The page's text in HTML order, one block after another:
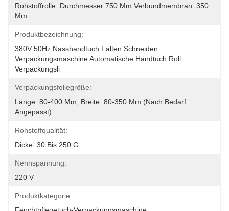
Rohstoffrolle: Durchmesser 750 Mm Verbundmembran: 350
Mm
Produktbezeichnung:
380V 50Hz Nasshandtuch Falten Schneiden
Verpackungsmaschine Automatische Handtuch Roll
Verpackungsli
Verpackungsfoliegröße:
Länge: 80-400 Mm, Breite: 80-350 Mm (nach Bedarf
Angepasst)
Rohstoffqualität:
Dicke: 30 Bis 250 G
Nennspannung:
220 V
Produktkategorie: